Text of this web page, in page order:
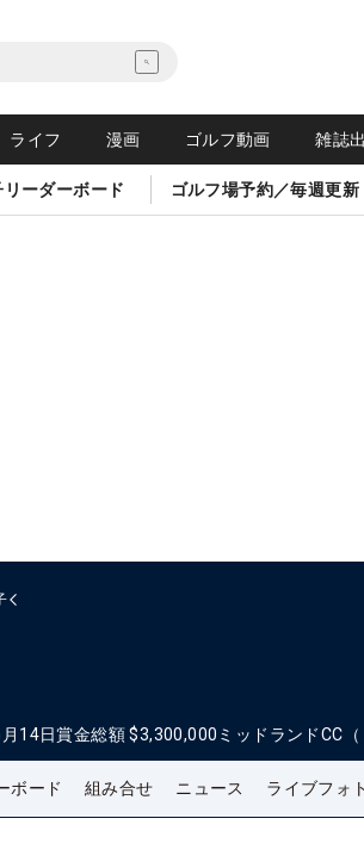
ライフ 漫画 ゴルフ動画 雑誌
ーダーボード ゴルフ場予約／毎週更
14日賞金総額 $3,300,000 ミッドランドCC（
ボード 組み合せ ニュース ライブフォト